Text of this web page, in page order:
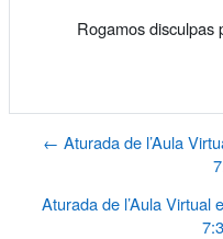
Rogamos disculpas
← Aturada de l’Aula
Aturada de l’Aula Virtual